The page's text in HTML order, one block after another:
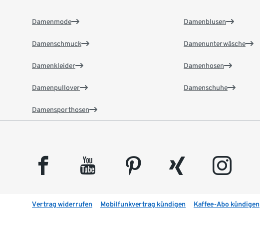
Damenmode
Damenschmuck
Damenkleider
Damenpullover
Damensporthosen
Damenblusen
Damenunterwäsche
Damenhosen
Damenschuhe
facebook youtube pinterest xing instagram
Vertrag widerrufen Mobilfunkvertrag kündigen Kaffee-Abo kündigen